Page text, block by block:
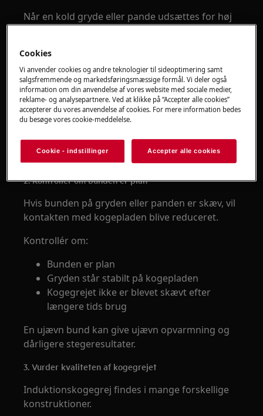
Når en kold gryde eller pande udsættes for høj
Prøv derfor at:
Starte på et lavere effektniveau.
Lade kogegrejet varme gradvist op.
Øge effekten efter kort tid.
Dette giver metallet bedre mulighed for at
fordele varmen ensartet.
2. Kontrollér om bunden er plan
Hvis bunden på gryden eller panden er skæv, vil
kontakten med kogepladen blive reduceret.
Kontrollér om:
Bunden er plan
Gryden står stabilt på kogepladen
Kogegrejet ikke er blevet skævt efter
længere tids brug
En ujævn bund kan give ujævn opvarmning og
dårligere stegeresultater.
3. Vurder kvaliteten af kogegrejet
Induktionskogegrej findes i mange forskellige
konstruktioner.
Cookies
Vi anvender cookies og andre teknologier til sideoptimering samt
salgsfremmende og markedsføringsmæssige formål. Vi deler også
information om din anvendelse af vores website med sociale medier,
reklame- og analysepartnere. Ved at klikke på “Accepter alle cookies”
accepterer du vores anvendelse af cookies. For mere information bedes
du besøge vores cookie-meddelelse.
Cookie - indstillinger Accepter alle cookies